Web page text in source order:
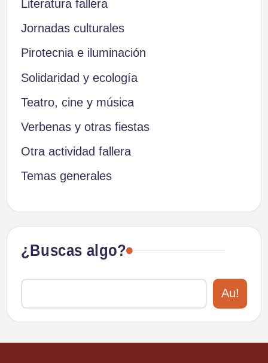
Literatura fallera
Jornadas culturales
Pirotecnia e iluminación
Solidaridad y ecología
Teatro, cine y música
Verbenas y otras fiestas
Otra actividad fallera
Temas generales
¿Buscas algo?
Au!